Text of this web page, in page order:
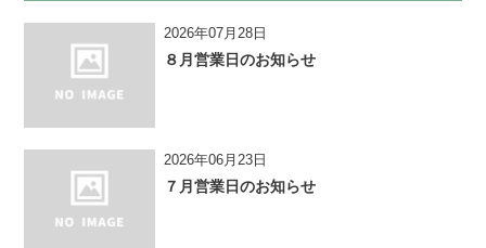
2026年07月28日
８月営業日のお知らせ
2026年06月23日
７月営業日のお知らせ